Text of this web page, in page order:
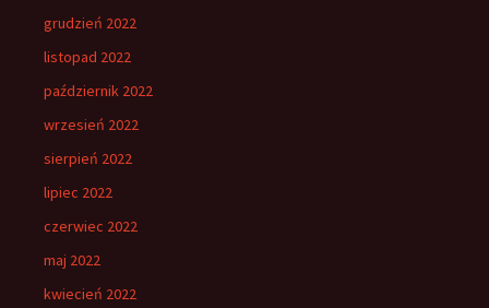
grudzień 2022
listopad 2022
październik 2022
wrzesień 2022
sierpień 2022
lipiec 2022
czerwiec 2022
maj 2022
kwiecień 2022